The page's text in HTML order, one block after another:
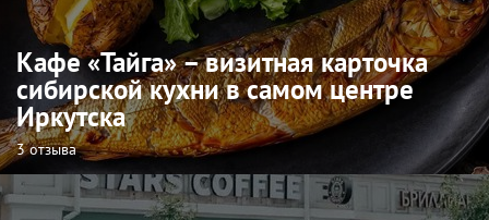
Кафе «Тайга» – визитная карточка
сибирской кухни в самом центре
Иркутска
3 отзыва